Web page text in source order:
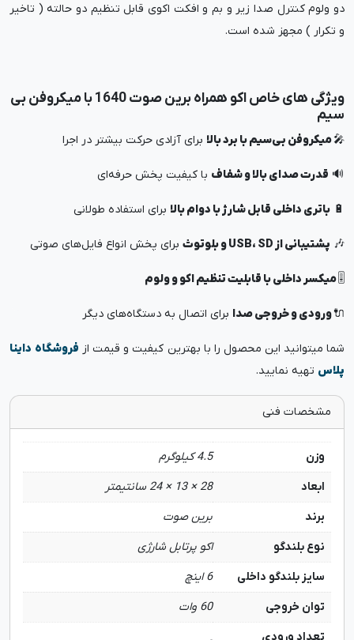
دو ولوم کنترل صدا زیر و بم و افکت اکوی قابل تنظیم دو حالته ( تاخیر
و تکرار ) مجهز شده است.
ویژگی های خاص اکو همراه برین صوت 1640 با میکروفن بی
سیم
🎤میکروفن بی‌سیم با برد بالا برای آزادی حرکت بیشتر در اجرا
🔊 قدرت صدای بالا و شفاف با کیفیت پخش حرفه‌ای
🔋 باتری داخلی قابل شارژ با دوام بالا برای استفاده طولانی
🎶 پشتیبانی از USB، SD و بلوتوث برای پخش انواع فایل‌های صوتی
🎚️میکسر داخلی با قابلیت تنظیم اکو و ولوم
🔌ورودی و خروجی صدا برای اتصال به دستگاه‌های دیگر
شما میتوانید این محصول را با بهترین کیفیت و قیمت از فروشگاه داینا
پلاس تهیه نمایید.
مشخصات فنی
وزن
4.5 کیلوگرم
ابعاد
28 × 13 × 24 سانتیمتر
برند
برین صوت
نوع بلندگو
اکو پرتابل شارژی
سایز بلندگو داخلی
6 اینچ
توان خروجی
60 وات
تعداد ورودی